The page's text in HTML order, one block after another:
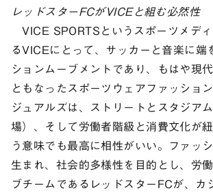
レッドスターFCがVICEと組む必然性
VICE SPORTSというスポーツメデ
るVICEにとって、サッカーと音楽に端
ションムーブメントであり、もはや現
ともなったスポーツウェアファッショ
ジュアルズは、ストリートとスタジア
場）、そして労働者階級と消費文化が
う意味でも最高に相性がいい。ファッ
生まれ、社会的多様性を目的とし、労
ブチームであるレッドスターFCが、カ